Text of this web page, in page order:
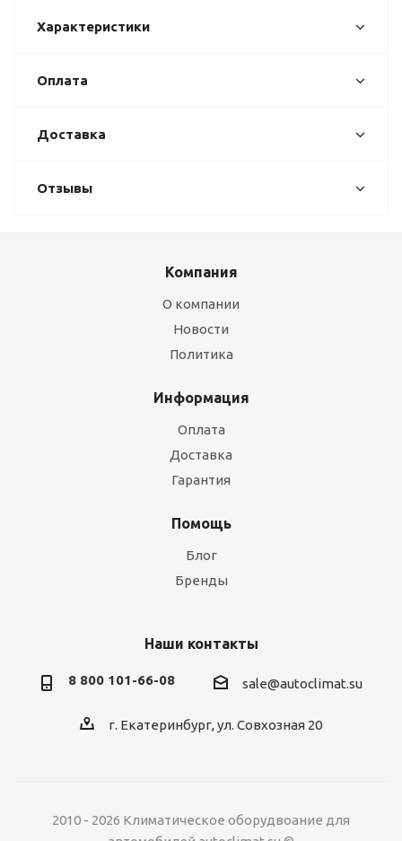
Характеристики
Оплата
Доставка
Отзывы
Компания
О компании
Новости
Политика
Информация
Оплата
Доставка
Гарантия
Помощь
Блог
Бренды
Наши контакты
8 800 101-66-08 sale@autoclimat.su
г. Екатеринбург, ул. Совхозная 20
2010 - 2026 Климатическое оборудвоание для